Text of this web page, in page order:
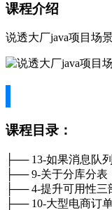
课程介绍
说透大厂java项目场
课程目录：
├── 13-如果消息队
├── 9-关于分库分表
├── 4-提升可用性三
├── 10-大型电商订